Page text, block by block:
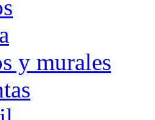
y murales